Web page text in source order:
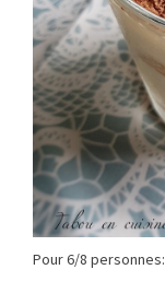
Pour 6/8 personnes: